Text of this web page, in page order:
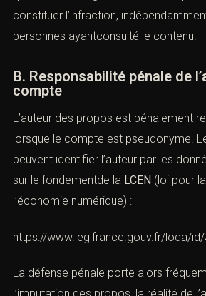
Ainsi, des publications sur Facebook,
Twitter), Instagram, TikTok ou encore
caractériser l’élément matériel
cassation a confirmé que la mise en
propos haineux suffit à constituer
indépendamment du nombre réel de
ayantconsulté le contenu.
B. Responsabilité pénale de
compte
L’auteur des propos est pénalement
peuvent identifier l’auteur par les